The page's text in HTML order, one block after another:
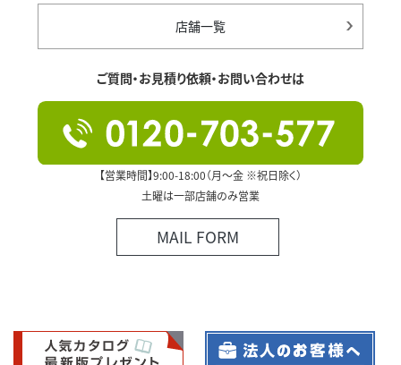
店舗一覧
ご質問・お見積り依頼・お問い合わせは
【営業時間】9:00-18:00（月～金 ※祝日除く）
土曜は一部店舗のみ営業
MAIL FORM